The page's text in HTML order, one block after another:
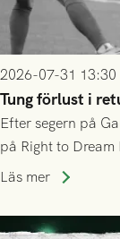
2026-07-31 13:30
Tung förlust i
Efter segern på
på Right to
upphöra efter
tennissiffror och
Läs mer